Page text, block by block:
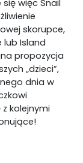
więc Snail
skorupce,
lub Island
propozycja
„dzieci”,
dnia w
kolejnymi